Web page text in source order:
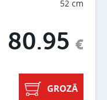
52 cm
80.95 €
GROZĀ